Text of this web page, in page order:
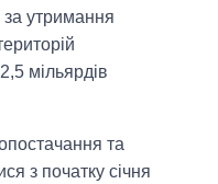
за утримання
мільярдів
та
з початку січня